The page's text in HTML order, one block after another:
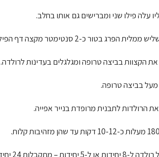
עלה פילו שני ומברישים גם אותו בחלב.
הפרג בטור כ-2 סנטימטר מקצה דף הפילו.
הקצוות בביצה טרופה ומגלגלים בעדינות לרולדה.
בביצה טרופה.
הרולדות לתבנית מרופדת בנייר אפייה.
מתקבלות 24 יחידות או 15 יחידות בהתאמה.